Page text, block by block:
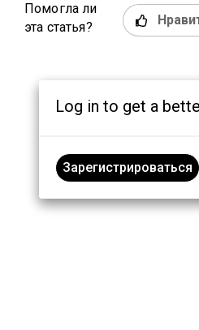
Помогла ли
эта статья?
Log in to get a
Зарегистрироваться